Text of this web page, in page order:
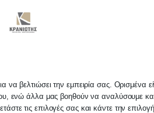
να βελτιώσει την εμπειρία σας. Ορισμένα
ενώ άλλα μας βοηθούν να αναλύσουμε
τις επιλογές σας και κάντε την